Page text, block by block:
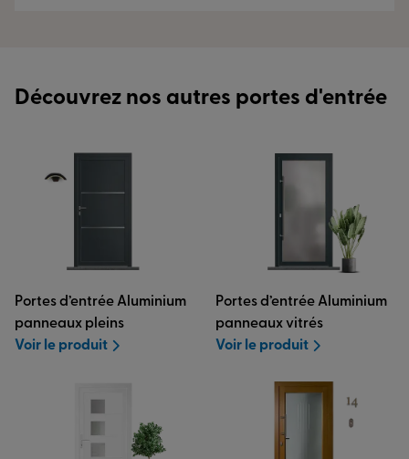
Découvrez nos autres portes d'entrée
Portes d’entrée Aluminium
panneaux pleins
Voir le produit
Portes d’entrée Aluminium
panneaux vitrés
Voir le produit